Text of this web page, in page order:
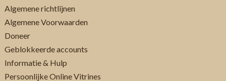
Algemene richtlijnen
Algemene Voorwaarden
Doneer
Geblokkeerde accounts
Informatie & Hulp
Persoonlijke Online Vitrines